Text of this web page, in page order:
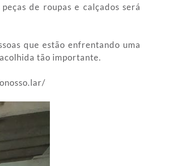
de roupas e calçados será
que estão enfrentando uma
tão importante.